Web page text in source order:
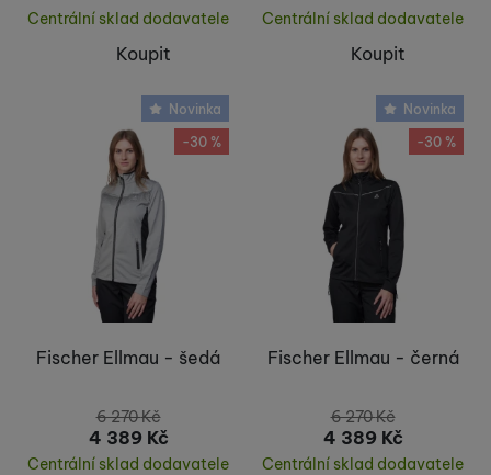
Centrální sklad dodavatele
Koupit
Centrální sklad dodavatele
Koupit
Novinka
-30 %
Fischer Ellmau - šedá
6 270Kč
4 389 Kč
Centrální sklad dodavatele
Novinka
-30 %
Fischer Ellmau - černá
6 270Kč
4 389 Kč
Centrální sklad dodavatele